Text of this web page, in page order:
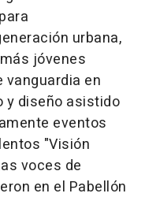
urbana,
jóvenes
en
y diseño asistido
eventos
"Visión
voces de
en el Pabellón